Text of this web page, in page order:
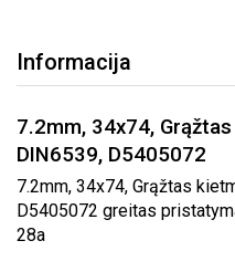
Informacija
7.2mm, 34x74,
DIN6539, D5405072
7.2mm, 34x74, Grąžtas
D5405072 greitas
28a